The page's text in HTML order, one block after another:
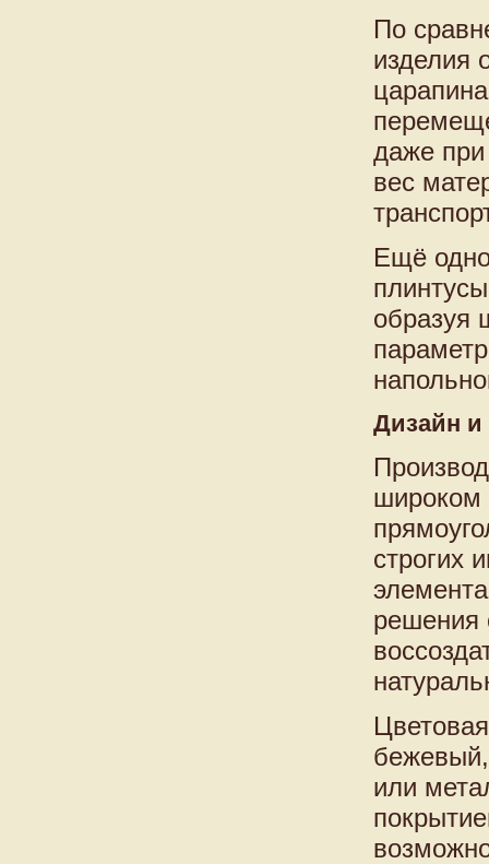
По
изделия
даже при
вес
Ещё
образуя
Дизайн и
широком
строгих
решения
или